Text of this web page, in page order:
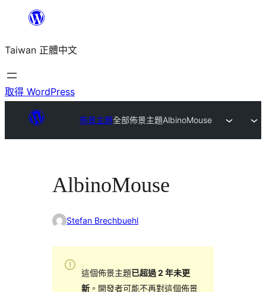
主
要
內
Taiwan 正體中文
取得 WordPress
佈景主題全部佈景主題AlbinoMouse
AlbinoMouse
Stefan Brechbuehl
這個佈景主題已超過 2 年未更
新。開發者可能不再對這個佈景